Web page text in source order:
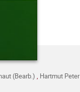
(Bearb.)
Hartmut Peter